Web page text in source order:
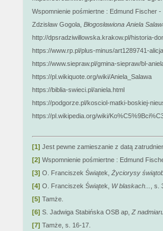
Wspomnienie pośmiertne : Edmund Fischer
Zdzisław Gogola, Błogosławiona Aniela
http://dpsradziwillowska.krakow.pl/historia-
https://www.rp.pl/plus-minus/art1289741-
https://www.siepraw.pl/gmina-siepraw/bl-
https://pl.wikiquote.org/wiki/Aniela_Salawa
https://biblia-swieci.pl/aniela.html
https://podgorze.pl/kosciol-matki-boskiej-
https://pl.wikipedia.org/wiki/
[1] Jest pewne zamieszanie z datą
[2] Wspomnienie pośmiertne : Edmund
[3] O. Franciszek Świątek, Życiorysy
[4] O. Franciszek Świątek, W blaskach...
, s.
[5] Tamże.
[6] S. Jadwiga Stabińska OSB ap, Z
[7] Tamże, s. 16-17.